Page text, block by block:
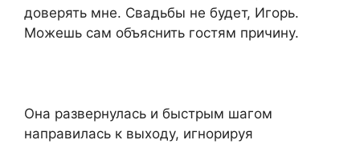
доверять мне. Свадьбы не будет, Игорь.
Можешь сам объяснить гостям причину.
Она развернулась и быстрым шагом
направилась к выходу, игнорируя